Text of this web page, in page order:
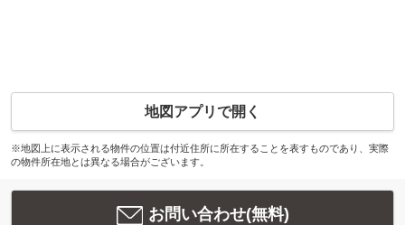
地図アプリで開く
※地図上に表示される物件の位置は付近住所に所在することを表すものであり、実際
の物件所在地とは異なる場合がございます。
お問い合わせ(無料)